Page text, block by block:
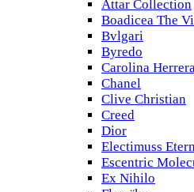
Attar Collection
Boadicea The
Bvlgari
Byredo
Carolina
Chanel
Clive Christian
Creed
Dior
Electimuss
Escentric
Ex Nihilo